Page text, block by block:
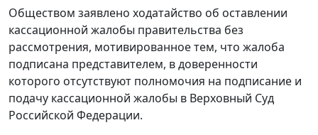
Обществом заявлено ходатайство об оставлении
кассационной жалобы правительства без
рассмотрения, мотивированное тем, что жалоба
подписана представителем, в доверенности
которого отсутствуют полномочия на подписание и
подачу кассационной жалобы в Верховный Суд
Российской Федерации.